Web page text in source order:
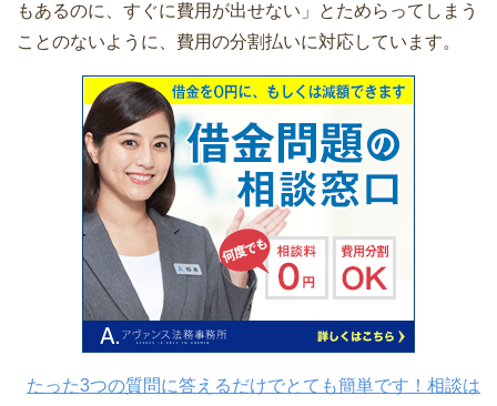
もあるのに、すぐに費用が出せない」とためらってしまう
ことのないように、費用の分割払いに対応しています。
たった3つの質問に答えるだけでとても簡単です！相談は